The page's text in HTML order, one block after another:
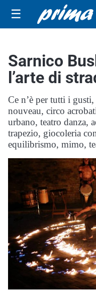
☰
Sarnico
l’arte di
Ce n’è per tutti i
nouveau, circo
urbano, teatro danza,
trapezio, giocoleria
equilibrismo, mimo,